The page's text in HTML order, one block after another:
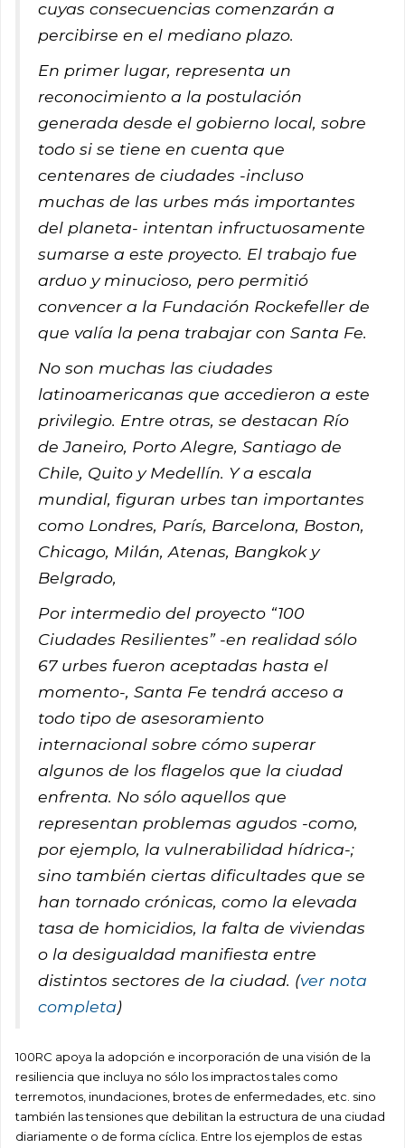
cuyas consecuencias comenzarán a
percibirse en el mediano plazo.
En primer lugar, representa un
reconocimiento a la postulación
generada desde el gobierno local, sobre
todo si se tiene en cuenta que
centenares de ciudades -incluso
muchas de las urbes más importantes
del planeta- intentan infructuosamente
sumarse a este proyecto. El trabajo fue
arduo y minucioso, pero permitió
convencer a la Fundación Rockefeller de
que valía la pena trabajar con Santa Fe.
No son muchas las ciudades
latinoamericanas que accedieron a este
privilegio. Entre otras, se destacan Río
de Janeiro, Porto Alegre, Santiago de
Chile, Quito y Medellín. Y a escala
mundial, figuran urbes tan importantes
como Londres, París, Barcelona, Boston,
Chicago, Milán, Atenas, Bangkok y
Belgrado,
Por intermedio del proyecto “100
Ciudades Resilientes” -en realidad sólo
67 urbes fueron aceptadas hasta el
momento-, Santa Fe tendrá acceso a
todo tipo de asesoramiento
internacional sobre cómo superar
algunos de los flagelos que la ciudad
enfrenta. No sólo aquellos que
representan problemas agudos -como,
por ejemplo, la vulnerabilidad hídrica-;
sino también ciertas dificultades que se
han tornado crónicas, como la elevada
tasa de homicidios, la falta de viviendas
o la desigualdad manifiesta entre
distintos sectores de la ciudad. (ver nota
completa)
100RC apoya la adopción e incorporación de una visión de la
resiliencia que incluya no sólo los impractos tales como
terremotos, inundaciones, brotes de enfermedades, etc. sino
también las tensiones que debilitan la estructura de una ciudad
diariamente o de forma cíclica. Entre los ejemplos de estas